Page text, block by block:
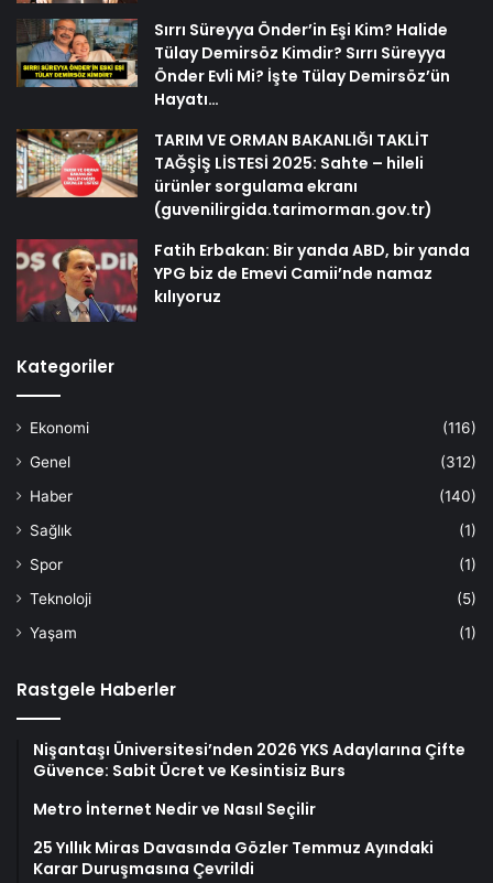
Sırrı Süreyya Önder’in Eşi Kim? Halide
Tülay Demirsöz Kimdir? Sırrı Süreyya
Önder Evli Mi? İşte Tülay Demirsöz’ün
Hayatı…
TARIM VE ORMAN BAKANLIĞI TAKLİT
TAĞŞİŞ LİSTESİ 2025: Sahte – hileli
ürünler sorgulama ekranı
(guvenilirgida.tarimorman.gov.tr)
Fatih Erbakan: Bir yanda ABD, bir yanda
YPG biz de Emevi Camii’nde namaz
kılıyoruz
Kategoriler
Ekonomi
(116)
Genel
(312)
Haber
(140)
Sağlık
(1)
Spor
(1)
Teknoloji
(5)
Yaşam
(1)
Rastgele Haberler
Nişantaşı Üniversitesi’nden 2026 YKS Adaylarına Çifte
Güvence: Sabit Ücret ve Kesintisiz Burs
Metro İnternet Nedir ve Nasıl Seçilir
25 Yıllık Miras Davasında Gözler Temmuz Ayındaki
Karar Duruşmasına Çevrildi